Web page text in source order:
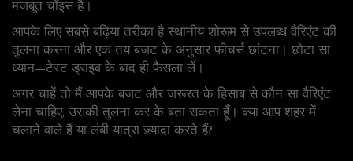
मजबूत चॉइस है।
आपके लिए सबसे बढ़िया तरीका है स्थानीय शोरूम से उपलब्ध वैरिएंट की
तुलना करना और एक तय बजट के अनुसार फीचर्स छांटना। छोटा सा
ध्यान—टेस्ट ड्राइव के बाद ही फैसला लें।
अगर चाहें तो मैं आपके बजट और जरूरत के हिसाब से कौन सा वैरिएंट
लेना चाहिए, उसकी तुलना कर के बता सकता हूँ। क्या आप शहर में
चलाने वाले हैं या लंबी यात्रा ज़्यादा करते हैं?